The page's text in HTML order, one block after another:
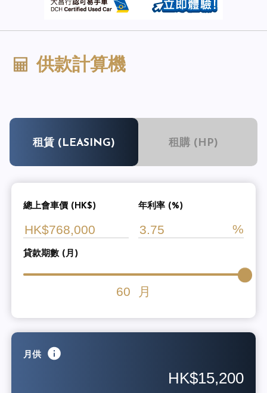
供款計算機
租賃 (LEASING) 租購 (HP)
總上會車價 (HK$) 年利率 (%)
貸款期數 (月)
60 月
月供
HK$15,200